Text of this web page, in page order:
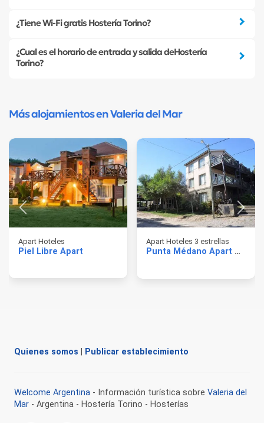
¿Tiene Wi-Fi gratis Hostería Torino?
¿Cual es el horario de entrada y salida deHostería
Torino?
Más alojamientos en Valeria del Mar
Apart Hoteles
Piel Libre Apart
Apart Hoteles 3 estrellas
Punta Médano Apart Hotel
Quienes somos Publicar establecimiento
Welcome Argentina - Información turística sobre Valeria del
Mar - Argentina - Hostería Torino - Hosterías